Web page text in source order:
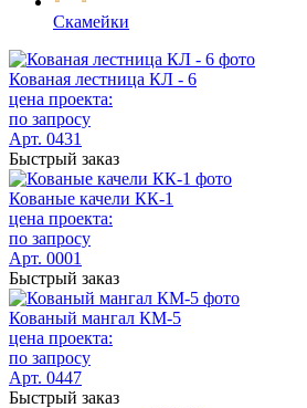
Скамейки
Кованая лестница КЛ - 6
цена проекта:
по запросу
Арт. 0431
Быстрый заказ
Кованые качели КК-1
цена проекта:
по запросу
Арт. 0001
Быстрый заказ
Кованый мангал КМ-5
цена проекта:
по запросу
Арт. 0447
Быстрый заказ